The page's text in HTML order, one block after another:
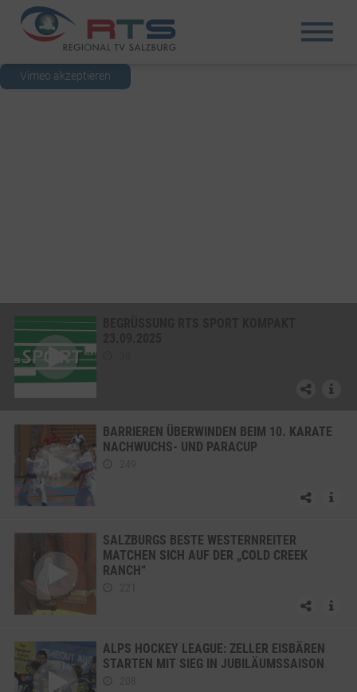
Vimeo akzeptieren
BARRIEREN ÜBERWINDEN BEIM 10. KARATE
NACHWUCHS- UND PARACUP
SALZBURGS BESTE WESTERNREITER
MATCHEN SICH AUF DER „COLD CREEK
RANCH“
ALPS HOCKEY LEAGUE: ZELLER EISBÄREN
STARTEN MIT SIEG IN JUBILÄUMSSAISON